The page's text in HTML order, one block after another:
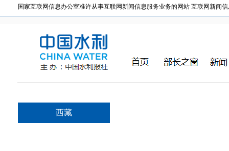
国家互联网信息办公室准许从事互联网新闻信息服务业务的网站 互联网新闻信
西藏